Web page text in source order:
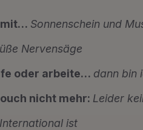
mit… Sonnenschein und
Nervensäge
oder arbeite… dann bin
nicht mehr: Leider
ist